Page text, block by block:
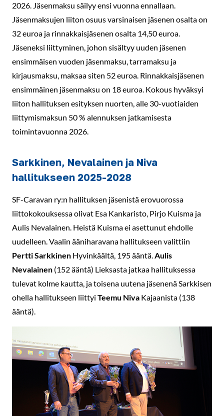
2026. Jäsenmaksu säilyy ensi vuonna ennallaan.
Jäsenmaksujen liiton osuus varsinaisen jäsenen osalta on
32 euroa ja rinnakkaisjäsenen osalta 14,50 euroa.
Jäseneksi liittyminen, johon sisältyy uuden jäsenen
ensimmäisen vuoden jäsenmaksu, tarramaksu ja
kirjausmaksu, maksaa siten 52 euroa. Rinnakkaisjäsenen
ensimmäinen jäsenmaksu on 18 euroa. Kokous hyväksyi
liiton hallituksen esityksen nuorten, alle 30-vuotiaiden
liittymismaksun 50 % alennuksen jatkamisesta
toimintavuonna 2026.
Sarkkinen, Nevalainen ja Niva
hallitukseen 2025-2028
SF-Caravan ry:n hallituksen jäsenistä erovuorossa
liittokokouksessa olivat Esa Kankaristo, Pirjo Kuisma ja
Aulis Nevalainen. Heistä Kuisma ei asettunut ehdolle
uudelleen. Vaalin ääniharavana hallitukseen valittiin
Pertti Sarkkinen Hyvinkäältä, 195 ääntä.Aulis
Nevalainen (152 ääntä) Lieksasta jatkaa hallituksessa
tulevat kolme kautta, ja toisena uutena jäsenenä Sarkkisen
ohella hallitukseen liittyi Teemu Niva Kajaanista (138
ääntä).